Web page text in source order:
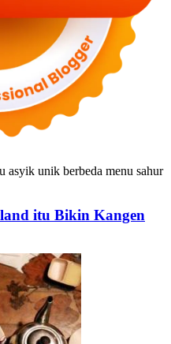
itu Bikin Kangen